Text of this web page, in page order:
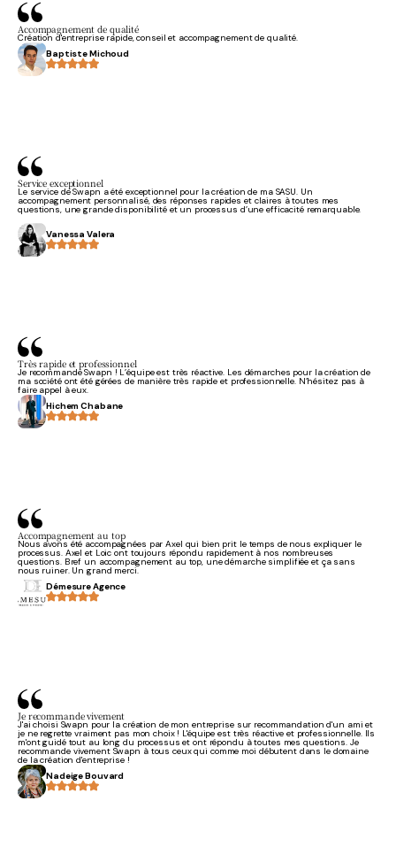
Accompagnement de qualité
Création d'entreprise rapide, conseil et accompagnement de qualité.
Baptiste Michoud
Service exceptionnel
Le service de Swapn a été exceptionnel pour la création de ma SASU. Un
accompagnement personnalisé, des réponses rapides et claires à toutes mes
questions, une grande disponibilité et un processus d’une efficacité remarquable.
Vanessa Valera
Très rapide et professionnel
Je recommande Swapn ! L’équipe est très réactive. Les démarches pour la création de
ma société ont été gérées de manière très rapide et professionnelle. N’hésitez pas à
faire appel à eux.
Hichem Chabane
Accompagnement au top
Nous avons été accompagnées par Axel qui bien prit le temps de nous expliquer le
processus. Axel et Loic ont toujours répondu rapidement à nos nombreuses
questions. Bref un accompagnement au top, une démarche simplifiée et ça sans
nous ruiner. Un grand merci.
Démesure Agence
Je recommande vivement
J'ai choisi Swapn pour la création de mon entreprise sur recommandation d'un ami et
je ne regrette vraiment pas mon choix ! L'équipe est très réactive et professionnelle. Ils
m'ont guidé tout au long du processus et ont répondu à toutes mes questions. Je
recommande vivement Swapn à tous ceux qui comme moi débutent dans le domaine
de la création d'entreprise !
Nadeige Bouvard